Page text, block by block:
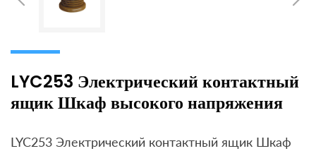
LYC253 Электрический контактный
ящик Шкаф высокого напряжения
LYC253 Электрический контактный ящик Шкаф